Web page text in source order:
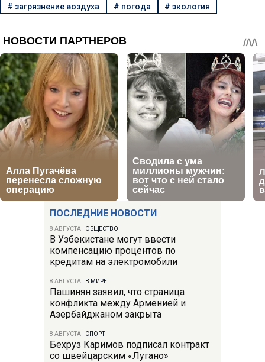
ПОСЛЕДНИЕ НОВОСТИ
8 АВГУСТА ОБЩЕСТВО
В Узбекистане могут ввести
компенсацию процентов по
кредитам на электромобили
8 АВГУСТА В МИРЕ
Пашинян заявил, что страница
конфликта между Арменией и
Азербайджаном закрыта
8 АВГУСТА СПОРТ
Бехруз Каримов подписал контракт
со швейцарским «Лугано»
# загрязнение воздуха # погода #экология